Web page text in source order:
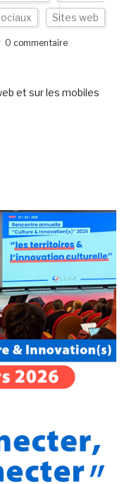
Sites web
0 commentaire
et sur les mobiles